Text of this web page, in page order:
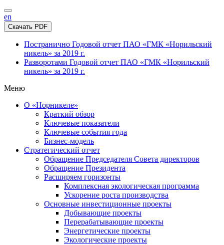
en
Скачать PDF
Постранично Годовой отчет ПАО «ГМК «Норильский
никель» за 2019 г.
Разворотами Годовой отчет ПАО «ГМК «Норильский
никель» за 2019 г.
Меню
О «Норникеле»
Краткий обзор
Ключевые показатели
Ключевые события года
Бизнес-модель
Стратегический отчет
Обращение Председателя Совета директоров
Обращение Президента
Расширяем горизонты
Комплексная экологическая программа
Ускорение роста производства
Основные инвестиционные проекты
Добывающие проекты
Перерабатывающие проекты
Энергетические проекты
Экологические проекты